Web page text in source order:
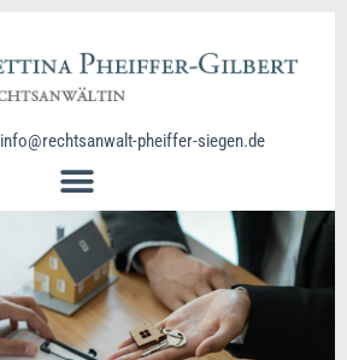
info@rechtsanwalt-pheiffer-siegen.de